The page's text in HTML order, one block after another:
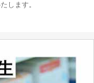
します。